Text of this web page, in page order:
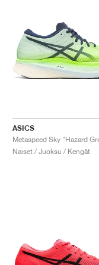
ASICS
Naiset / Juoksu / Kengät